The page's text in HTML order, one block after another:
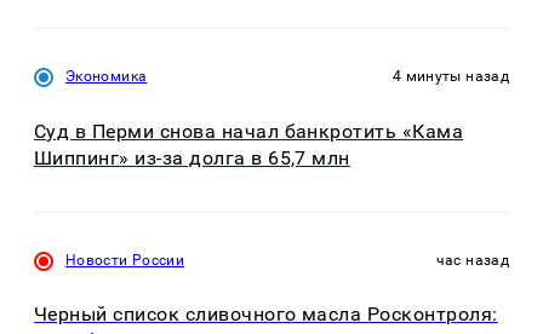
Экономика 4 минуты назад
Суд в Перми снова начал банкротить «Кама
Шиппинг» из-за долга в 65,7 млн
Новости России час назад
Черный список сливочного масла Росконтроля: